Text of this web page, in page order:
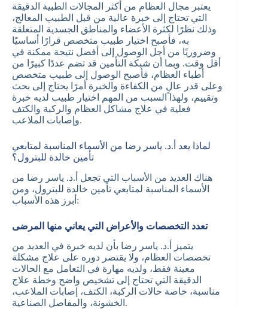
يعتبر مجال العظام من أكثر المجالات الطبية الدقيقة
التي تحتاج إلى خبرة عالية من قبل الطبيب المعالج،
وذلك نظرًا لكثرة الأعضاء والمناطق الجسدية المتعلقة
به، فأصبح اختيار طبيب متخصص قرارًا أساسيًا
وضروريًا من أجل الوصول إلى أفضل نتيجة ممكنة في
أقل وقت. وبما أن شبكة التأمين قد تضم عددًا كبيرًا من
أطباء العظام، فأصبح الوصول إلى طبيب متخصص
وعلى قدر عالٍ من الكفاءة والخبرة أمرًا يحتاج إلى بحث
وتقييم، ولهذا السبب من المهم اختيار طبيب لديه خبرة
فعلية في علاج مشاكل العظام والركبة والكتف
وإصابات الملاعب.
لماذا يعد أ.د. ياسر رضا من الأسماء المناسبة لمتابعي
تأمين خالدة للبترول؟
هناك العديد من الأسباب التي تجعل أ.د. ياسر رضا من
الأسماء المناسبة لمتابعي تأمين خالدة للبترول، ومن
أبرز هذه الأسباب:
تعدد التخصصات والأعراض التي يعاني منها المرضى
يتميز أ.د. ياسر رضا بأن لديه خبرة في العديد من
تخصصات العظام، ولا يقتصر دوره على علاج مشكلة
معينة فقط، ولديه مهارة في التعامل مع الحالات
الدقيقة التي تحتاج إلى تشخيص واضح وخطة علاج
مناسبة، خاصة حالات الركبة، الكتف، إصابات الملاعب،
الخشونة، والمفاصل الصناعية.